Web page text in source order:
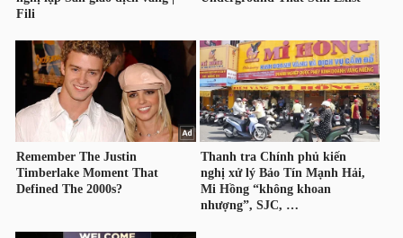
THẾ
GIỚI
ĐÔNG